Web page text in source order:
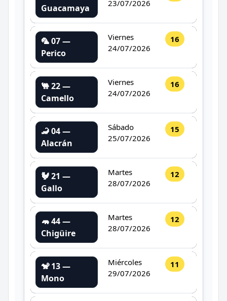
Guacamaya
23/07/2026
🦜 07 —
Perico
Viernes
24/07/2026
16
🐫 22 —
Camello
Viernes
24/07/2026
16
🦂 04 —
Alacrán
Sábado
25/07/2026
15
🐓 21 —
Gallo
Martes
28/07/2026
12
🦛 44 —
Chigüire
Martes
28/07/2026
12
🐒 13 —
Mono
Miércoles
29/07/2026
11